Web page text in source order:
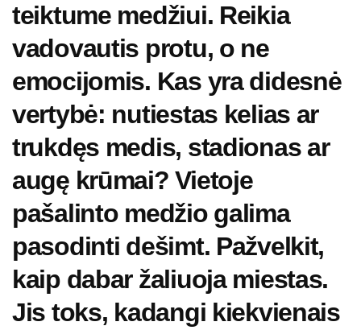
teiktume medžiui. Reikia
vadovautis protu, o ne
emocijomis. Kas yra didesnė
vertybė: nutiestas kelias ar
trukdęs medis, stadionas ar
augę krūmai? Vietoje
pašalinto medžio galima
pasodinti dešimt. Pažvelkit,
kaip dabar žaliuoja miestas.
Jis toks, kadangi kiekvienais